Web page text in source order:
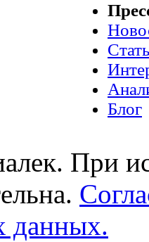
Блог
При
данных.